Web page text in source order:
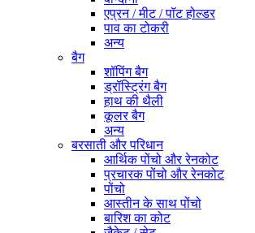
एप्रन / मीट / पॉट होल्डर
पाव का टोकरी
अन्य
बैग
शॉपिंग बैग
ड्रॉस्ट्रिंग बैग
हाथ की थैली
कूलर बैग
अन्य
बरसाती और परिधान
आर्थिक पोंचो और रेनकोट
प्रचारक पोंचो और रेनकोट
पोंचो
आस्तीन के साथ पोंचो
बारिश का कोट